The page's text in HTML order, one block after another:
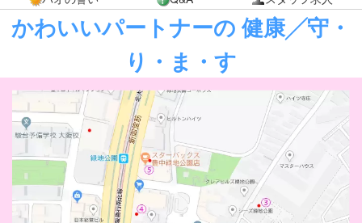
かわいいパートナーの 健康╱守・
り・ま・す